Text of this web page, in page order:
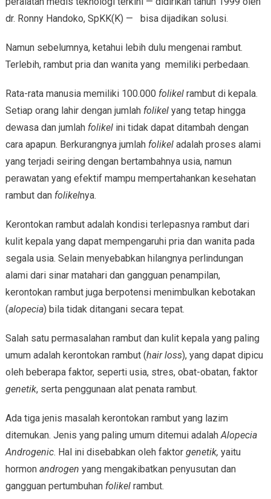
dr. Ronny Handoko, SpKK(K) — bisa dijadikan solusi.
Namun sebelumnya, ketahui lebih dulu mengenai rambut.
Terlebih, rambut pria dan wanita yang memiliki perbedaan.
Rata-rata manusia memiliki 100.000 folikelrambut di kepala.
Setiap orang lahir dengan jumlah folikelyang tetap hingga
dewasa dan jumlah folikel ini tidak dapat ditambah dengan
cara apapun. Berkurangnya jumlah folikel adalah proses alami
yang terjadi seiring dengan bertambahnya usia, namun
perawatan yang efektif mampu mempertahankan kesehatan
rambut dan folikelnya.
Kerontokan rambut adalah kondisi terlepasnya rambut dari
kulit kepala yang dapat mempengaruhi pria dan wanita pada
segala usia. Selain menyebabkan hilangnya perlindungan
alami dari sinar matahari dan gangguan penampilan,
kerontokan rambut juga berpotensi menimbulkan kebotakan
(alopecia) bila tidak ditangani secara tepat.
Salah satu permasalahan rambut dan kulit kepala yang paling
umum adalah kerontokan rambut (hair loss), yang dapat dipicu
oleh beberapa faktor, seperti usia, stres, obat-obatan, faktor
genetik, serta penggunaan alat penata rambut.
Ada tiga jenis masalah kerontokan rambut yang lazim
ditemukan. Jenis yang paling umum ditemui adalahAlopecia
Androgenic. Hal ini disebabkan oleh faktor genetik, yaitu
hormon androgen yang mengakibatkan penyusutan dan
gangguan pertumbuhanfolikelrambut.